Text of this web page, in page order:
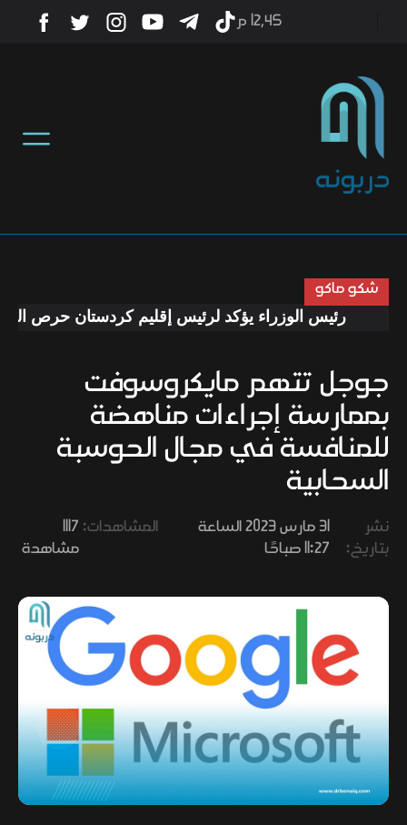
أخبار
رياضة
صحة
ثقافة
وفنون
12٫45 م
شكو ماكو
رئيس الوزراء يؤكد لرئيس إقليم كردستان حرص
جوجل تتهم مايكروسوفت
بممارسة إجراءات مناهضة
للمنافسة في مجال الحوسبة
السحابية
نشر
بتاريخ:
31 مارس 2023 الساعة
11:27 صباحًا
المشاهدات: 1117
مشاهدة